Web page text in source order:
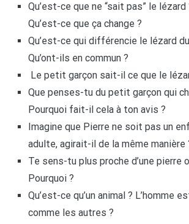
Qu’est-ce que ne “sait pas” le lézard
Qu’est-ce que ça change ?
Qu’est-ce qui différencie le lézard
Qu’ont-ils en commun ?
Le petit garçon sait-il ce que le
Que penses-tu du petit garçon qui
Pourquoi fait-il cela à ton avis ?
Imagine que Pierre ne soit pas un
adulte, agirait-il de la même manière
Te sens-tu plus proche d’une pierre
Pourquoi ?
Qu’est-ce qu’un animal ? L’homme
comme les autres ?